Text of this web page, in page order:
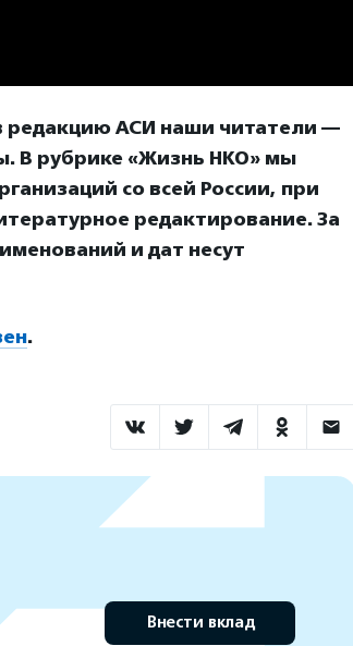
редакцию АСИ наши читатели —
В рубрике «Жизнь НКО» мы
со всей России, при
редактирование. За
и дат несут
.
Внести вклад